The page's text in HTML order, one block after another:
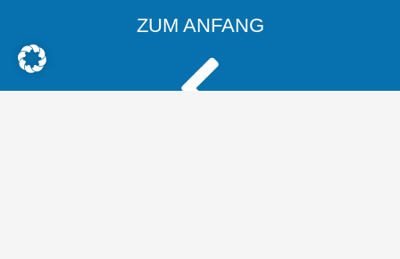
ZUM ANFANG